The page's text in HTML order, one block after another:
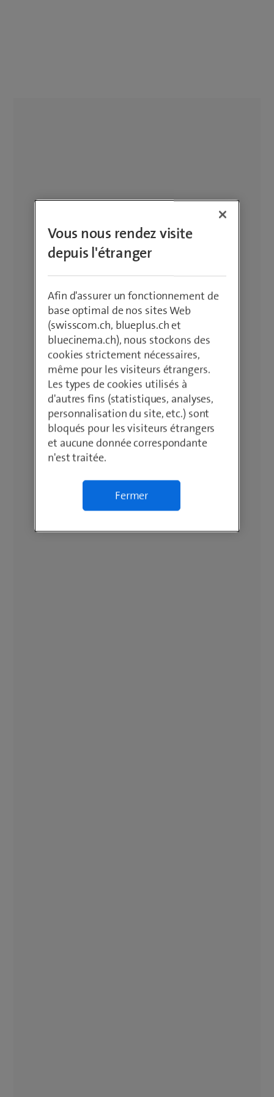
Vous nous rendez visite
depuis l'étranger
Afin d'assurer un fonctionnement de
base optimal de nos sites Web
(swisscom.ch, blueplus.ch et
bluecinema.ch), nous stockons des
cookies strictement nécessaires,
même pour les visiteurs étrangers.
Les types de cookies utilisés à
d'autres fins (statistiques, analyses,
personnalisation du site, etc.) sont
bloqués pour les visiteurs étrangers
et aucune donnée correspondante
n'est traitée.
Fermer